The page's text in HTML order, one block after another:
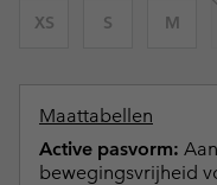
XS S M
Maattabellen
Active pasvorm:
bewegingsvrijheid